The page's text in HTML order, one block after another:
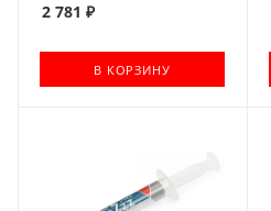
2 781 ₽
В КОРЗИНУ